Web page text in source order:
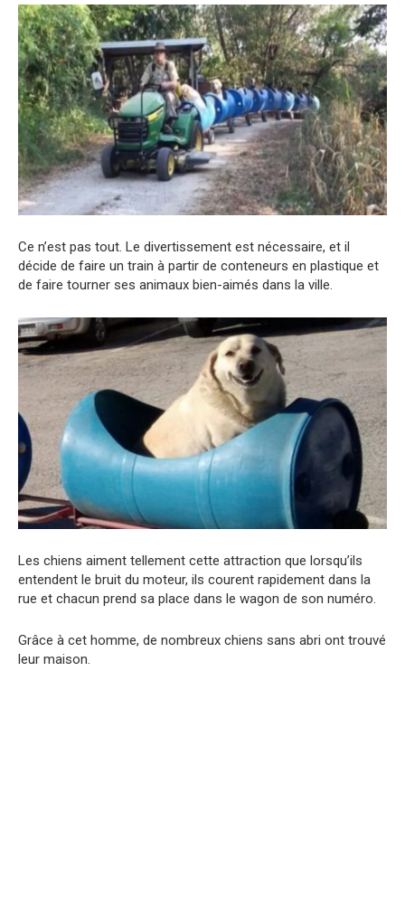
Ce n’est pas tout. Le divertissement est nécessaire, et il
décide de faire un train à partir de conteneurs en plastique et
de faire tourner ses animaux bien-aimés dans la ville.
Les chiens aiment tellement cette attraction que lorsqu’ils
entendent le bruit du moteur, ils courent rapidement dans la
rue et chacun prend sa place dans le wagon de son numéro.
Grâce à cet homme, de nombreux chiens sans abri ont trouvé
leur maison.